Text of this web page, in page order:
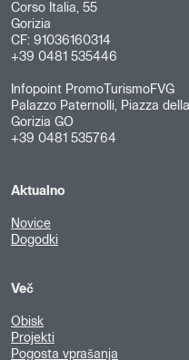
Corso Italia, 55
Gorizia
CF: 91036160314
+39 0481 535446
Infopoint PromoTurismoFVG
Palazzo Paternolli, Piazza
Gorizia GO
+39 0481 535764
Aktualno
Novice
Dogodki
Več
Obisk
Projekti
Pogosta vprašanja